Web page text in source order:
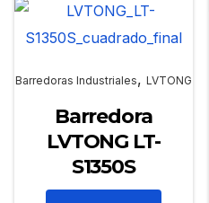
Barredoras Industriales, LVTONG
Barredora
LVTONG LT-
S1350S